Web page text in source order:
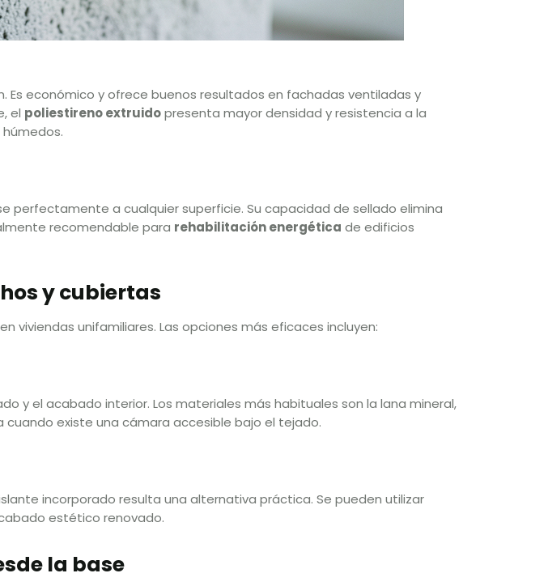
Es económico y ofrece buenos resultados en fachadas ventiladas y
el poliestireno extruidopresenta mayor densidad y resistencia a la
a cualquier superficie. Su capacidad de sellado elimina
recomendable para rehabilitación energética de edificios
y cubiertas
viviendas unifamiliares. Las opciones más eficaces incluyen:
y el acabado interior. Los materiales más habituales son la lana mineral,
existe una cámara accesible bajo el tejado.
incorporado resulta una alternativa práctica. Se pueden utilizar
estético renovado.
la base